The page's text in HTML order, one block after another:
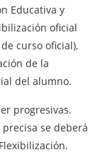
Educativa y
oficial
curso oficial),
de la
del alumno.
progresivas.
se deberá